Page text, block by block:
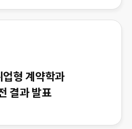
형 계약학과
결과 발표